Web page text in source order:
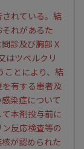
れている。結
れがあるた
診及び胸部Ｘ
はツベルクリ
ことにより、結
有する患者及
染症について
本剤投与前に
反応検査等の
が認められた